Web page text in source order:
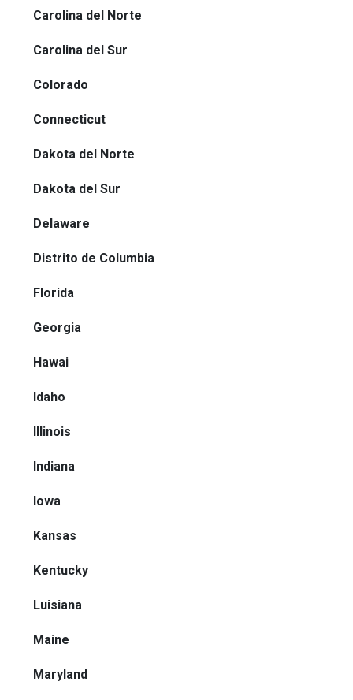
Carolina del Norte
Carolina del Sur
Colorado
Connecticut
Dakota del Norte
Dakota del Sur
Delaware
Distrito de Columbia
Florida
Georgia
Hawai
Idaho
Illinois
Indiana
Iowa
Kansas
Kentucky
Luisiana
Maine
Maryland